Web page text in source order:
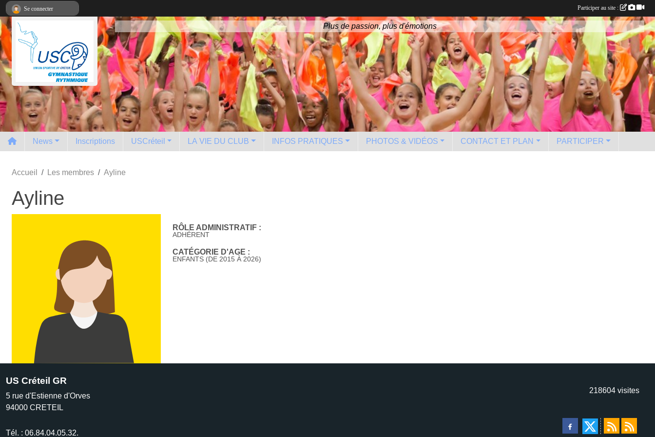
Plus de passion, plus d'émotions
News Inscriptions USCréteil LA VIE DU CLUB INFOS PRATIQUES PHOTOS & VIDÉOS CONTACT ET PLAN PARTICIPER
Accueil Les membres Ayline
Ayline
RÔLE ADMINISTRATIF :
ADHÉRENT
CATÉGORIE D'AGE :
ENFANTS (DE 2015 À 2026)
US Créteil GR
5 rue d'Estienne d'Orves
94000 CRETEIL
Tél. : 06.84.04.05.32.
218604 visites
Se connecter Participer au site :
Panneau de gestion des cookies